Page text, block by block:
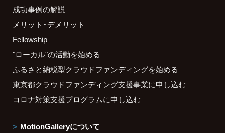
成功事例の解説
メリット・デメリット
Fellowship
"ローカル"の活動を始める
ふるさと納税型クラウドファンディングを始める
東京都クラウドファンディング支援事業に申し込む
コロナ対策支援プログラムに申し込む
MotionGalleryについて